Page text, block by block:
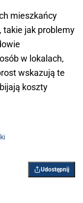
mieszkańcy
takie jak problemy
w lokalach,
wskazują te
koszty
Udostępnij